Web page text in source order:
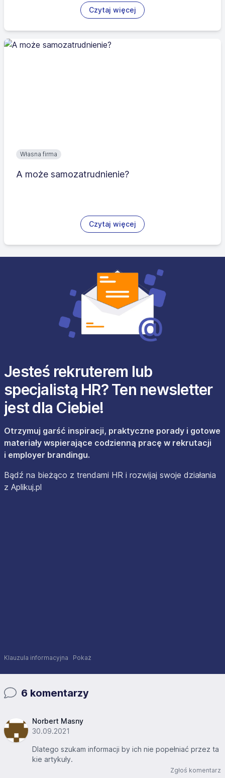
Czytaj więcej
Własna firma
A może samozatrudnienie?
Czytaj więcej
Jesteś rekruterem lub
specjalistą HR? Ten newsletter
jest dla Ciebie!
Otrzymuj garść inspiracji, praktyczne porady i gotowe
materiały wspierające codzienną pracę w rekrutacji
i employer brandingu.
Bądź na bieżąco z trendami HR i rozwijaj swoje działania
z Aplikuj.pl
Klauzula informacyjna Pokaż
6 komentarzy
Norbert Masny
30.09.2021
Dlatego szukam informacji by ich nie popełniać przez ta
kie artykuły.
Zgłoś komentarz